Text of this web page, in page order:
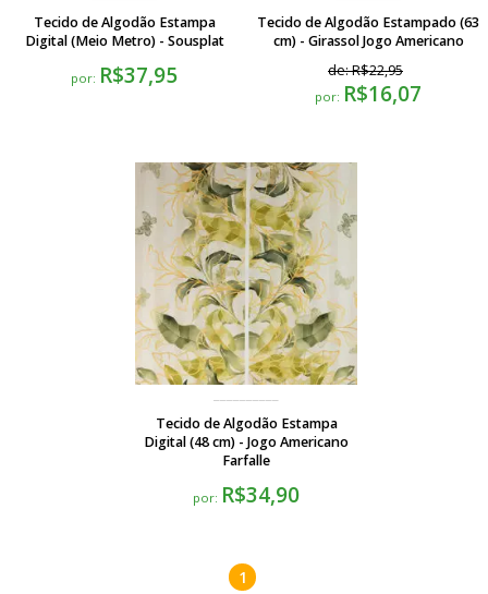
Tecido de Algodão Estampa
Digital (Meio Metro) - Sousplat
por: R$37,95
Tecido de Algodão Estampado (63
cm) - Girassol Jogo Americano
de:R$22,95
por: R$16,07
Tecido de Algodão Estampa
Digital (48 cm) - Jogo Americano
Farfalle
por: R$34,90
1